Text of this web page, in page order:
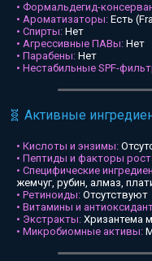
• Формальдегид-
• Ароматизаторы: Есть
• Спирты: Нет
• Агрессивные ПАВы: Нет
• Парабены: Нет
• Нестабильные SPF-
🧬 Активные
• Кислоты и энзимы:
• Пептиды и факторы
• Специфические
жемчуг, рубин, алмаз,
• Ретиноиды: Отсутствуют
• Витамины и
• Экстракты: Хризантема
• Микробиомные активы: